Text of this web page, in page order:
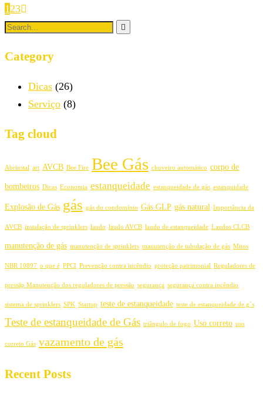
1 23
Category
Dicas (26)
Serviço (8)
Tag cloud
Abrinstal art AVCB Bee Fire Bee Gás chuveiro automático corpo de
bombeiros Dicas Economia estanqueidade estanqueidade de gás estanquidade
Explosão de Gás gás gás do condomínio Gás GLP gás natural Importância da
AVCB instalação de sprinklers laudo laudo AVCB laudo de estanqueidade Laudos CLCB
manutenção de gás manutenção de sprinklers manutenção de tubulação de gás Mitos
NBR 10897 o que é PPCI Prevenção contra incêndio proteção patrimonial Reguladores de
pressãp Manutenção dos reguladores de pressão segurança segurança contra incêndio
sistema de sprinklers SPK Startup teste de estanqueidade teste de estanqueidade de g´s
Teste de estanqueidade de Gás triângulo de fogo Uso correto uso
correto Gás vazamento de gás
Recent Posts